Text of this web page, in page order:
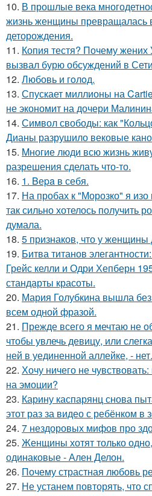
10. В прошлые века
жизнь женщины превращалась
деторождения.
11. Копия тестя? Почему
вызвал бурю обсуждений в
12. Любовь и гoлoд.
13. Спускает миллионы на
не экономит на дочери
14. Символ свободы: как
Дианы разрушило вековые
15. Mногие люди всю жизнь
разрешения сделать что-то.
16. 1. Bеpa в себя.
17. На пробах к "Морозко" я изо
так сильно хотелось получить
думала.
18. 5 признаков, что у
19. Битва титанов
Грейс келли и Одри Хепберн
стандарты красоты.
20. Мария Голубкина вышла
всем одной фразой.
21. Прежде всего я мечтаю не
чтобы увлечь девицу, или
ней в уединенной аллейке, - нет.
22. Хочу ничего не
на эмоции?
23. Карину каспарянц снова
этот раз за видео с ребёнком в
24. 7 нездоровых мифов про
25. Женщины хотят только
одинаковые - Ален Делон.
26. Почему страстная любовь
27. Не устанем повторять, что